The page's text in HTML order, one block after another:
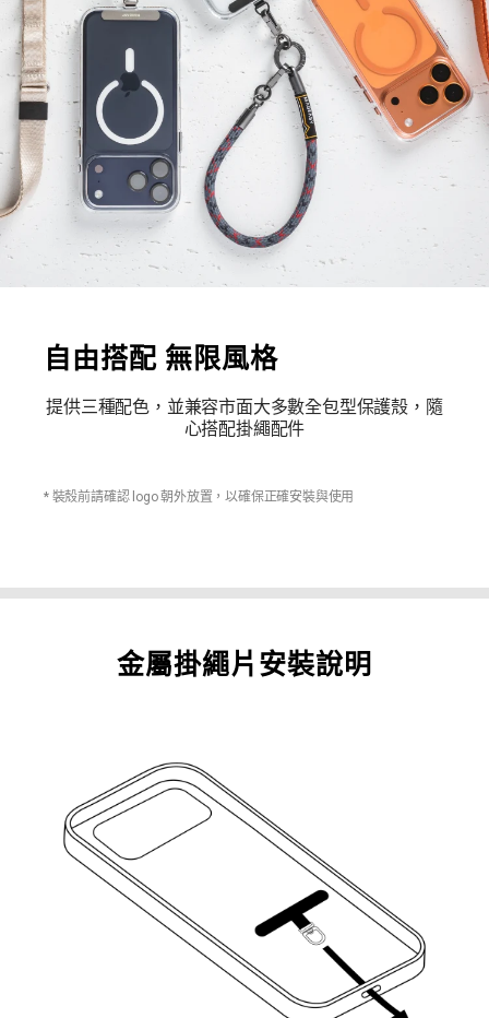
自由搭配 無限風格
提供三種配色，並兼容市面大多數全包型保護殼，隨
心搭配掛繩配件
* 裝殼前請確認 logo 朝外放置，以確保正確安裝與使用
金屬掛繩片安裝說明